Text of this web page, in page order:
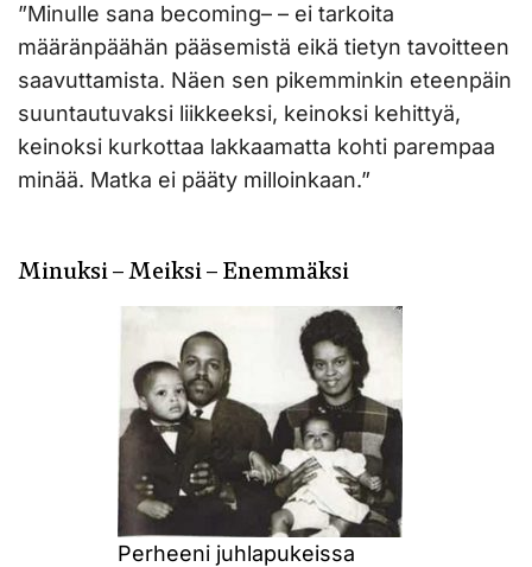
”Minulle sana becoming– – ei tarkoita
määränpäähän pääsemistä eikä tietyn tavoitteen
saavuttamista. Näen sen pikemminkin eteenpäin
suuntautuvaksi liikkeeksi, keinoksi kehittyä,
keinoksi kurkottaa lakkaamatta kohti parempaa
minää. Matka ei pääty milloinkaan.”
Minuksi – Meiksi – Enemmäksi
Perheeni juhlapukeissa